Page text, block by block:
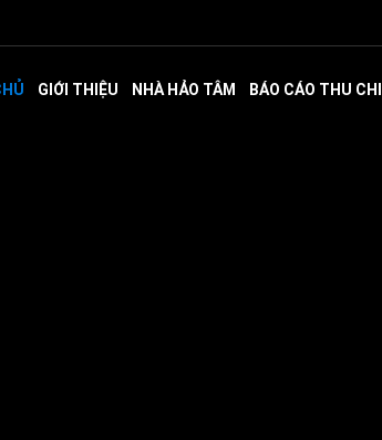
GIỚI THIỆU NHÀ HẢO TÂM BÁO CÁO THU CHI